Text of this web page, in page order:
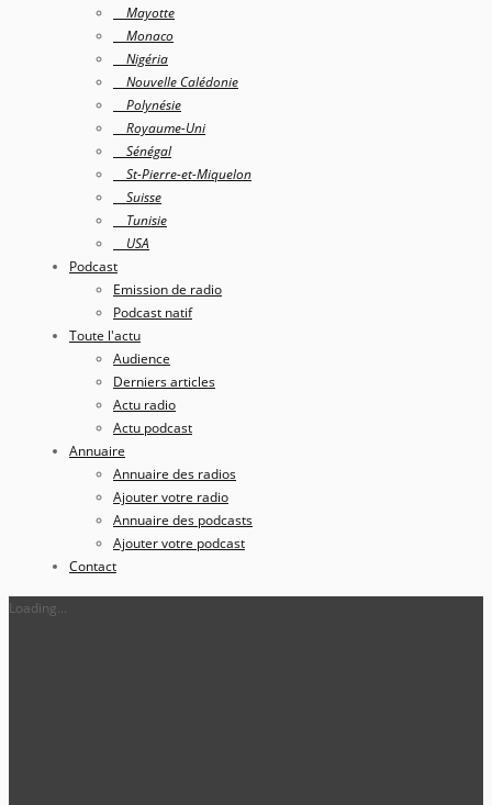
Mayotte
Monaco
Nigéria
Nouvelle Calédonie
Polynésie
Royaume-Uni
Sénégal
St-Pierre-et-Miquelon
Suisse
Tunisie
USA
Podcast
Emission de radio
Podcast natif
Toute l'actu
Audience
Derniers articles
Actu radio
Actu podcast
Annuaire
Annuaire des radios
Ajouter votre radio
Annuaire des podcasts
Ajouter votre podcast
Contact
Loading...